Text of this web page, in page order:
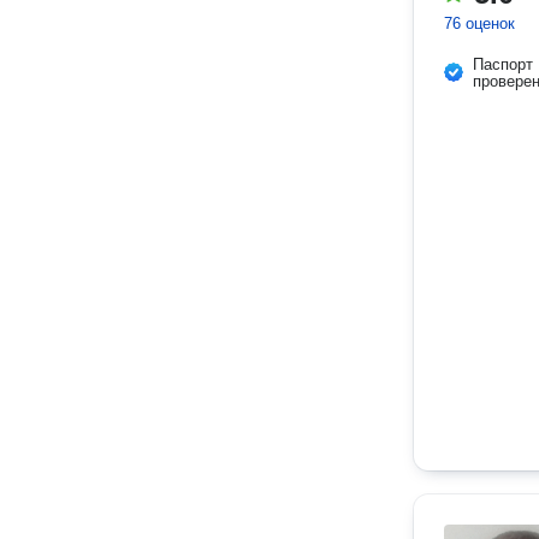
76 оценок
Паспорт
проверен